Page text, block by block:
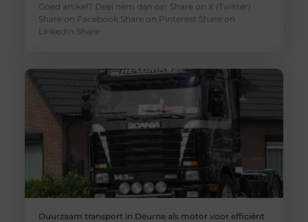
Goed artikel? Deel hem dan op: Share on X (Twitter)
Share on Facebook Share on Pinterest Share on
LinkedIn Share
Duurzaam transport in Deurne als motor voor efficiënt